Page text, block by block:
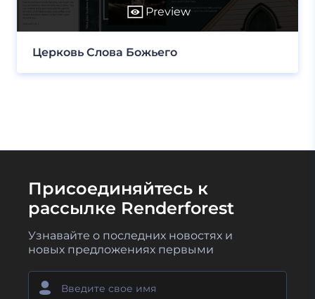
Preview
Церковь Слова Божьего
Присоединяйтесь к
рассылке Renderforest
Узнавайте о последних новостях и
новых предложениях первыми